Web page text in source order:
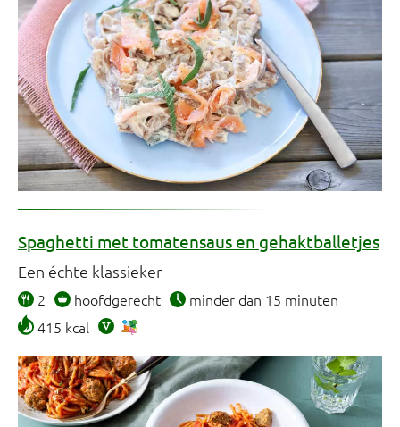
Spaghetti met tomatensaus en gehaktballetjes
Een échte klassieker
2 hoofdgerecht
minder dan 15 minuten
415 kcal